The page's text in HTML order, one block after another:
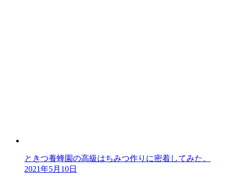
ときつ養蜂園の高級はちみつ作りに密着してみた。
2021年5月10日